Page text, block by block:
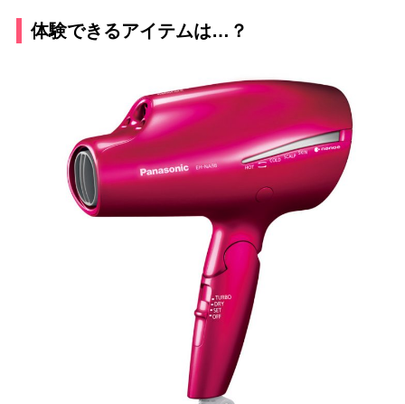
体験できるアイテムは…？